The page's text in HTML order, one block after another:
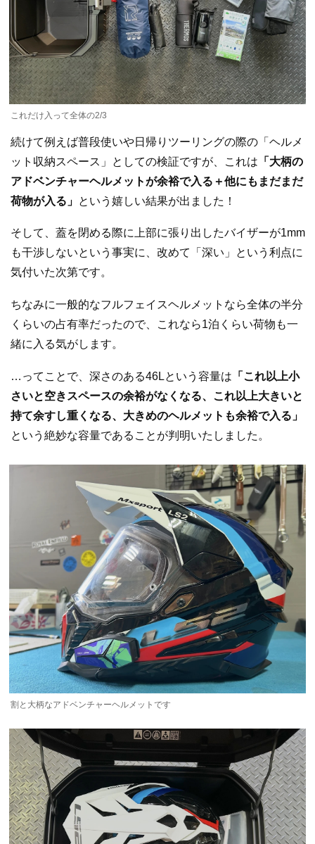
これだけ入って全体の2/3
続けて例えば普段使いや日帰りツーリングの際の「ヘルメ
ット収納スペース」としての検証ですが、これは 「大柄の
アドベンチャーヘルメットが余裕で入る＋他にもまだまだ
荷物が入る」 という嬉しい結果が出ました！
そして、蓋を閉める際に上部に張り出したバイザーが1mm
も干渉しないという事実に、改めて「深い」という利点に
気付いた次第です。
ちなみに一般的なフルフェイスヘルメットなら全体の半分
くらいの占有率だったので、これなら1泊くらい荷物も一
緒に入る気がします。
…ってことで、深さのある46Lという容量は 「これ以上小
さいと空きスペースの余裕がなくなる、これ以上大きいと
持て余すし重くなる、大きめのヘルメットも余裕で入る」
という絶妙な容量であることが判明いたしました。
割と大柄なアドベンチャーヘルメットです